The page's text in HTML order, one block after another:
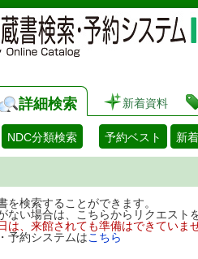
詳細検索 新着資料
NDC分類検索 予約ベスト 新
検索することができます。
ない場合は、こちらからリクエス
は、来館されても準備はできてい
予約システムはこちら